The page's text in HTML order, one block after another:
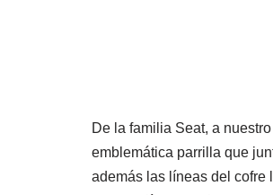
De la familia Seat, a
emblemática parrilla que
además las líneas del cofre